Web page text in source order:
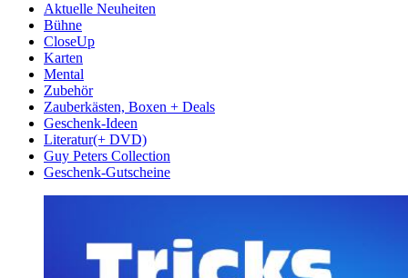
Aktuelle Neuheiten
Bühne
CloseUp
Karten
Mental
Zubehör
Zauberkästen, Boxen + Deals
Geschenk-Ideen
Literatur(+ DVD)
Guy Peters Collection
Geschenk-Gutscheine